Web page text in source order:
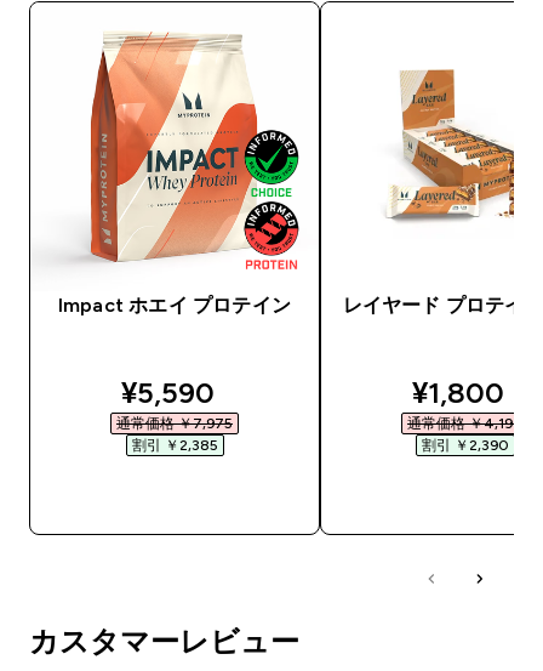
Impact ホエイ プロテイン
discounted price
¥5,590‎
通常価格 ￥7,975‎
割引 ￥2,385‎
レイヤード プロテイ
¥1,800‎
通常価格 ￥4,190‎
割引 ￥2,390‎
カスタマーレビュー